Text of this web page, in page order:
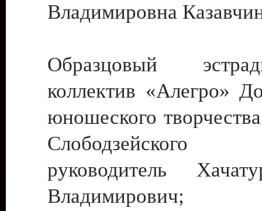
Владимировна
Образцовый
коллектив «Алегро»
юношеского
руководитель
Владимирович;